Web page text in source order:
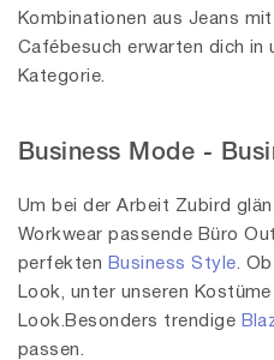
Kombinationen aus Jeans
Cafébesuch erwarten dich in
Kategorie.
Business Mode -
Um bei der Arbeit Zubird
Workwear passende Büro
perfekten Business Style .
Look, unter unseren
Look.Besonders trendige
passen.